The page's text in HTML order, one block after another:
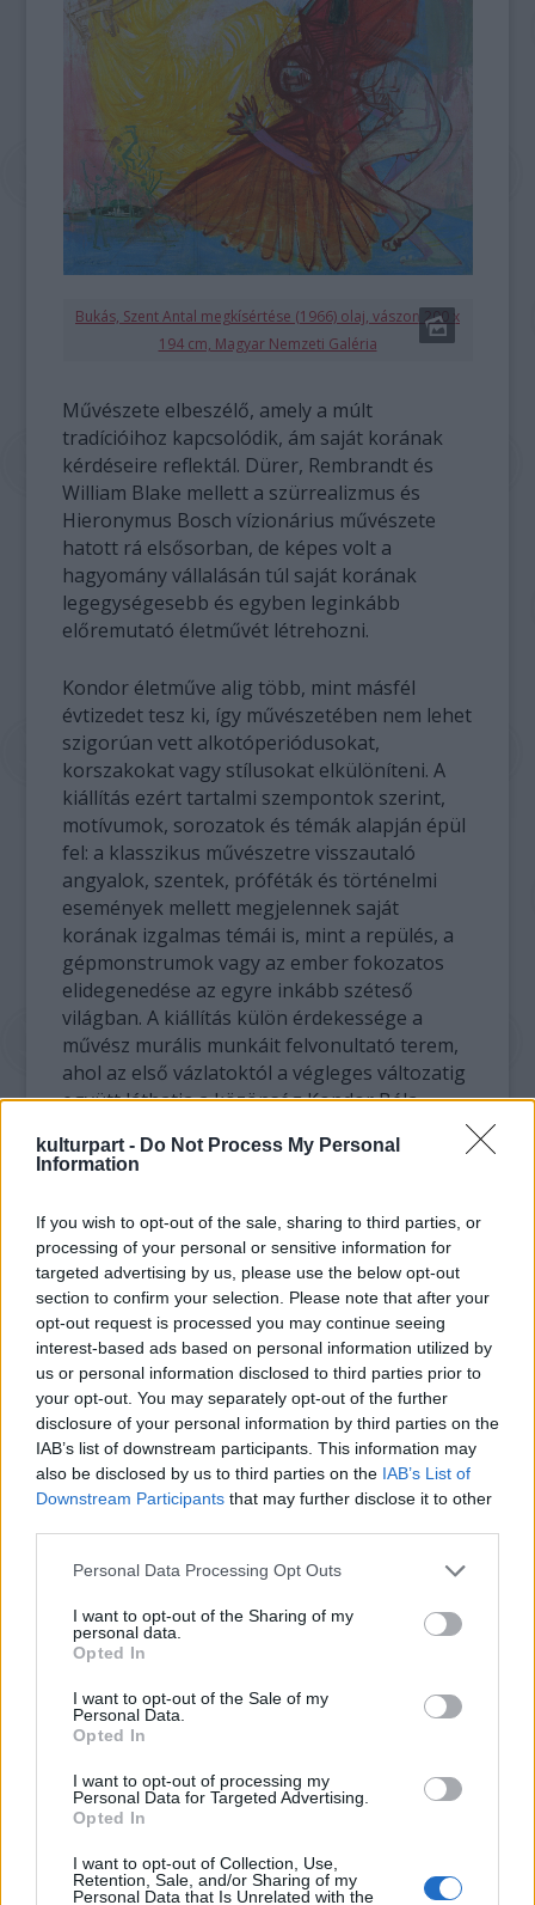
kulturpart - Do Not Process My Personal
Information
If you wish to opt-out of the sale, sharing to third parties, or
processing of your personal or sensitive information for
targeted advertising by us, please use the below opt-out
section to confirm your selection. Please note that after your
opt-out request is processed you may continue seeing
interest-based ads based on personal information utilized by
us or personal information disclosed to third parties prior to
your opt-out. You may separately opt-out of the further
disclosure of your personal information by third parties on the
IAB’s list of downstream participants. This information may
also be disclosed by us to third parties on the IAB’s List of
Downstream Participants that may further disclose it to other
Please note that this website/app uses one or more Google
not limited to your visit or usage behaviour. You may click to
grant or deny consent to Google and its third-party tags to
use your data for below specified purposes in below Google
consent section.
Personal Data Processing Opt Outs
I want to opt-out of the Sharing of my
personal data.
Opted In
I want to opt-out of the Sale of my
Personal Data.
Opted In
I want to opt-out of processing my
Personal Data for Targeted Advertising.
Opted In
I want to opt-out of Collection, Use,
Retention, Sale, and/or Sharing of my
Personal Data that Is Unrelated with the
Bukás, Szent Antal megkísértése (1966) olaj, vászon 200 x
194 cm, Magyar Nemzeti Galéria
Művészete elbeszélő, amely a múlt
tradícióihoz kapcsolódik, ám saját korának
kérdéseire reflektál. Dürer, Rembrandt és
William Blake mellett a szürrealizmus és
Hieronymus Bosch vízionárius művészete
hatott rá elsősorban, de képes volt a
hagyomány vállalásán túl saját korának
legegységesebb és egyben leginkább
előremutató életművét létrehozni.
Kondor életműve alig több, mint másfél
évtizedet tesz ki, így művészetében nem lehet
szigorúan vett alkotóperiódusokat,
korszakokat vagy stílusokat elkülöníteni. A
kiállítás ezért tartalmi szempontok szerint,
motívumok, sorozatok és témák alapján épül
fel: a klasszikus művészetre visszautaló
angyalok, szentek, próféták és történelmi
események mellett megjelennek saját
korának izgalmas témái is, mint a repülés, a
gépmonstrumok vagy az ember fokozatos
elidegenedése az egyre inkább széteső
világban. A kiállítás külön érdekessége a
művész murális munkáit felvonultató terem,
ahol az első vázlatoktól a végleges változatig
együtt láthatja a közönség Kondor Béla
szinte minden jelentős falfestészeti munkáját.
grafikai lap alkotja, amelynek nagyobbik
része (mintegy 70 százaléka) a halála után
néhány évvel állami gyűjteményekbe került
(Szépművészeti Múzeum – Magyar Nemzeti
Galéria, Petőfi Irodalmi Múzeum, Budapesti
Történeti Múzeum, Kiscelli Múzeum –
Fővárosi Képtár, Janus Pannonius Múzeum –
Modern Magyar Képtár – Pécs, Rómer Flóris
Művészeti és Történeti Múzeum - Győr,
Herman Ottó Múzeum – Miskolc, Szent István
Király Múzeum – Székesfehérvár, Dornyay
Béla Múzeum – Salgótarján, Laczkó Dezső
Múzeum – Veszprém, Ferenczy Múzeumi
Központ – Szentendre stb.), kisebb része
A kiállítás kurátorai: Fertőszögi Péter, a
kuratóriumának elnöke, és Marosvölgyi
Gábor, az Alapítvány művészettörténésze,